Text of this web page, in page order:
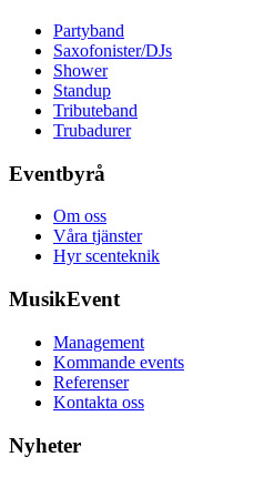
Partyband
Saxofonister/DJs
Shower
Standup
Tributeband
Trubadurer
Eventbyrå
Om oss
Våra tjänster
Hyr scenteknik
MusikEvent
Management
Kommande events
Referenser
Kontakta oss
Nyheter